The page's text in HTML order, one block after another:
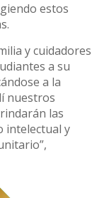
estos
y cuidadores
a su
a la
nuestros
las
intelectual y